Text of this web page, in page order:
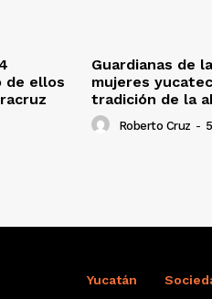
de ellos
Guardianas de
mujeres
tradición de la
Roberto Cruz -
Yucatán